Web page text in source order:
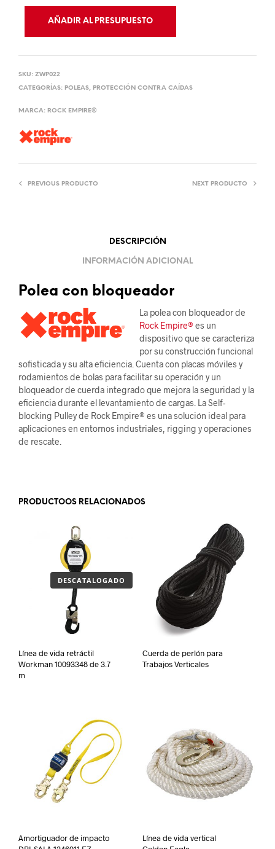
AÑADIR AL PRESUPUESTO
SKU: ZWP022
CATEGORÍAS: POLEAS, PROTECCIÓN CONTRA CAÍDAS
MARCA: ROCK EMPIRE®
PREVIOUS PRODUCTO NEXT PRODUCTO
DESCRIPCIÓN
INFORMACIÓN ADICIONAL
Polea con bloqueador
La polea con bloqueador de
Rock Empire® es un
dispositivo que se caracteriza
por su construcción funcional
sofisticada y su alta eficiencia. Cuenta con placas móviles y
rodamientos de bolas para facilitar su operación y un
bloqueador de cuerda integrado que mejora la seguridad y la
eficiencia durante el levantamiento de cargas. La Self-
blocking Pulley de Rock Empire® es una solución ideal para
aplicaciones en entornos industriales, rigging y operaciones
de rescate.
PRODUCTOOS RELACIONADOS
DESCATALOGADO
Línea de vida retráctil
Workman 10093348 de 3.7
m
Cuerda de perlón para
Trabajos Verticales
Amortiguador de impacto
Línea de vida vertical